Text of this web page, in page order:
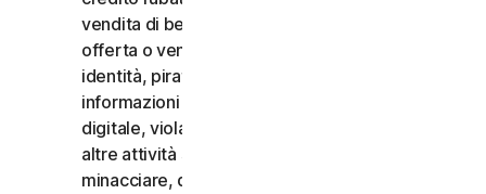
vendita di beni proibiti, militari e a duplice uso,
offerta o vendita di sostanze controllate, furti di
identità, pirateria informatica, pharming, furto di
informazioni in qualsiasi forma o scala, pirateria
digitale, violazioni della proprietà intellettuale e
altre attività simili; molestare, perseguitare,
minacciare, danneggiare o controllare altri o